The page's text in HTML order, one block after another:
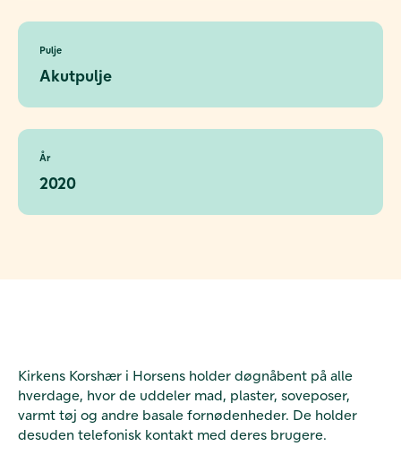
Pulje
Akutpulje
År
2020
Kirkens Korshær i Horsens holder døgnåbent på alle
hverdage, hvor de uddeler mad, plaster, soveposer,
varmt tøj og andre basale fornødenheder. De holder
desuden telefonisk kontakt med deres brugere.